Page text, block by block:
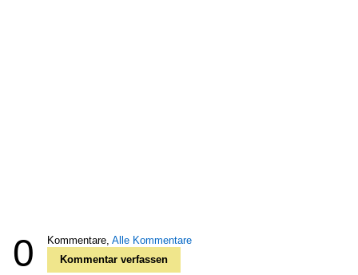
0 Kommentare, Alle Kommentare
Kommentar verfassen